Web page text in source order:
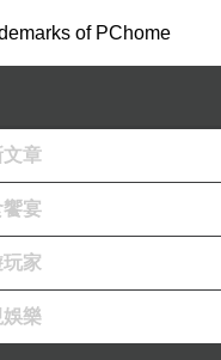
是蒸肉圓較多！
of PChome
章
饗宴
家
樂